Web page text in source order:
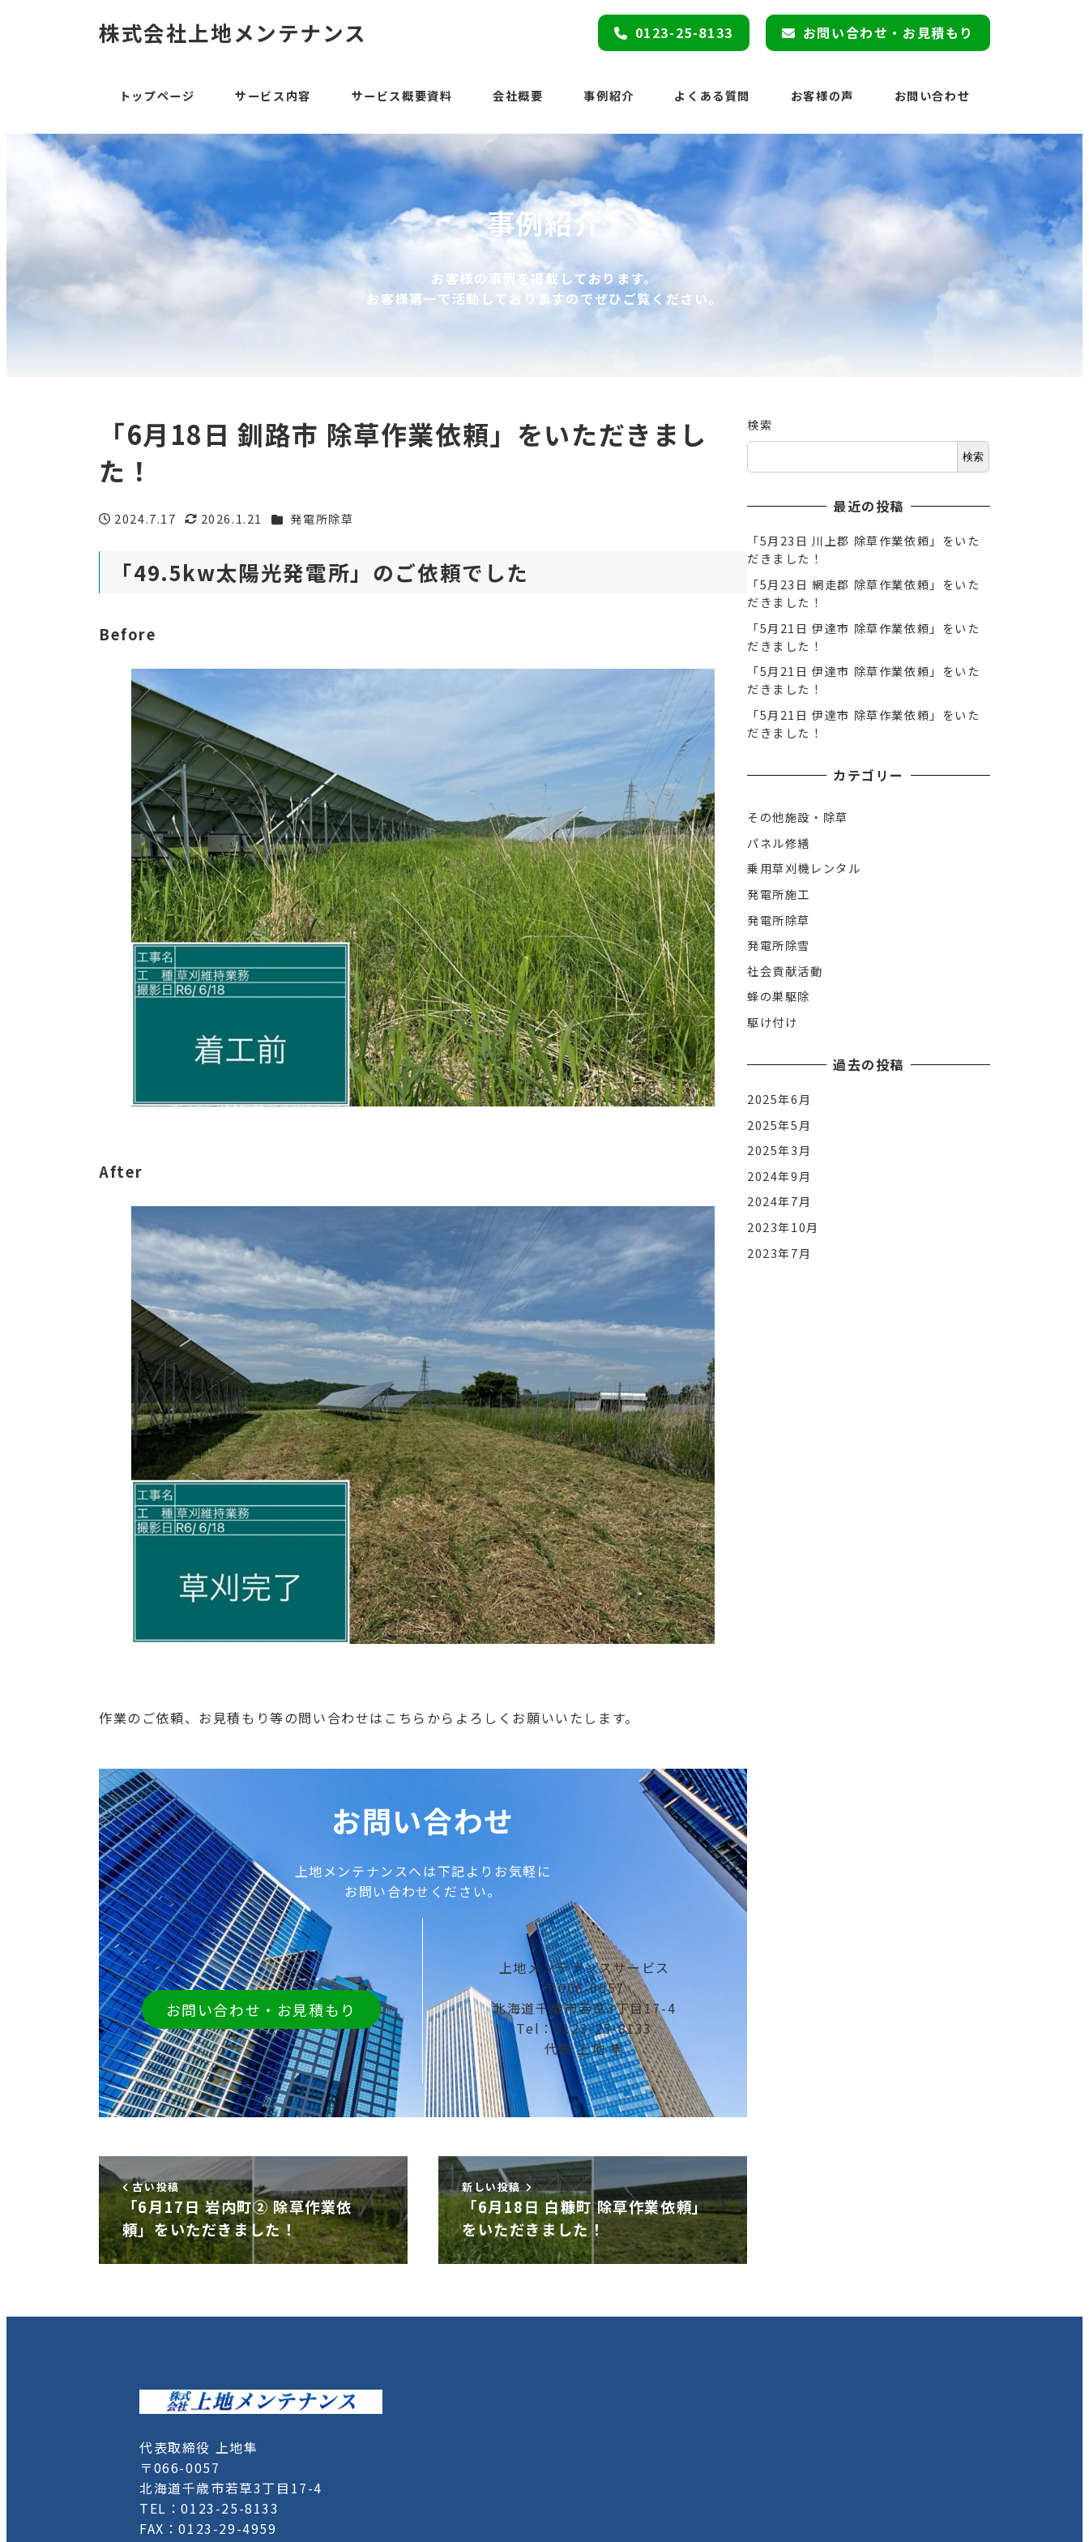
株式会社上地メンテナンス 0123-25-8133 お問い合わせ・お見積もり
トップページ サービス内容 サービス概要資料 会社概要 事例紹介 よくある質問 お客様の声 お問い合わせ
事例紹介
お客様の事例を掲載しております。
お客様第一で活動しておりますのでぜひご覧ください。
「6月18日 釧路市 除草作業依頼」をいただきまし
た！
投稿日
2024.7.17 更新日
2026.1.21 カテゴリー
発電所除草
「49.5kw太陽光発電所」のご依頼でした
Before
After
作業のご依頼、お見積もり等の問い合わせはこちらからよろしくお願いいたします。
お問い合わせ
上地メンテナンスへは下記よりお気軽に
お問い合わせください。
お問い合わせ・お見積もり
上地メンテナンスサービス
〒066-0057
北海道千歳市若草3丁目17-4
Tel：0123-25-8133
代表 上地 隼
古い投稿
「6月17日 岩内町② 除草作業依
頼」をいただきました！
新しい投稿
「6月18日 白糠町 除草作業依頼」
をいただきました！
検索
検索
最近の投稿
「5月23日 川上郡 除草作業依頼」をいた
だきました！
「5月23日 網走郡 除草作業依頼」をいた
だきました！
「5月21日 伊達市 除草作業依頼」をいた
だきました！
「5月21日 伊達市 除草作業依頼」をいた
だきました！
「5月21日 伊達市 除草作業依頼」をいた
だきました！
カテゴリー
その他施設・除草
パネル修繕
乗用草刈機レンタル
発電所施工
発電所除草
発電所除雪
社会貢献活動
蜂の巣駆除
駆け付け
過去の投稿
2025年6月
2025年5月
2025年3月
2024年9月
2024年7月
2023年10月
2023年7月
代表取締役 上地隼
〒066-0057
北海道千歳市若草3丁目17-4
TEL：0123-25-8133
FAX：0123-29-4959